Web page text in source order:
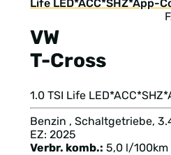
VW
T-Cross
1.0 TSI Life
Benzin , Schaltgetriebe,
EZ: 2025
Verbr. komb.: 5,0 l/100km